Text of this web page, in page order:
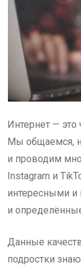
Интернет — это
Мы общаемся,
и проводим
Instagram и
интересными и
и
Данные
подростки